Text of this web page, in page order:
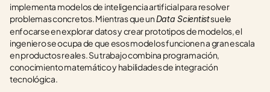
implementa modelos de inteligencia artificial para resolver
problemas concretos. Mientras que un Data Scientist suele
enfocarse en explorar datos y crear prototipos de modelos, el
ingeniero se ocupa de que esos modelos funcionen a gran escala
en productos reales. Su trabajo combina programación,
conocimiento matemático y habilidades de integración
tecnológica.